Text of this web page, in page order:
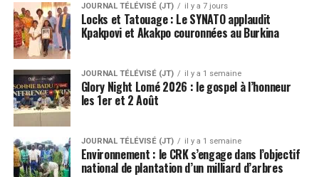
JOURNAL TÉLÉVISÉ (JT) il y a 7 jours
Locks et Tatouage : Le SYNATO applaudit
Kpakpovi et Akakpo couronnées au Burkina
JOURNAL TÉLÉVISÉ (JT) il y a 1 semaine
Glory Night Lomé 2026 : le gospel à l’honneur
les 1er et 2 Août
JOURNAL TÉLÉVISÉ (JT) il y a 1 semaine
Environnement : le CRK s’engage dans l’objectif
national de plantation d’un milliard d’arbres